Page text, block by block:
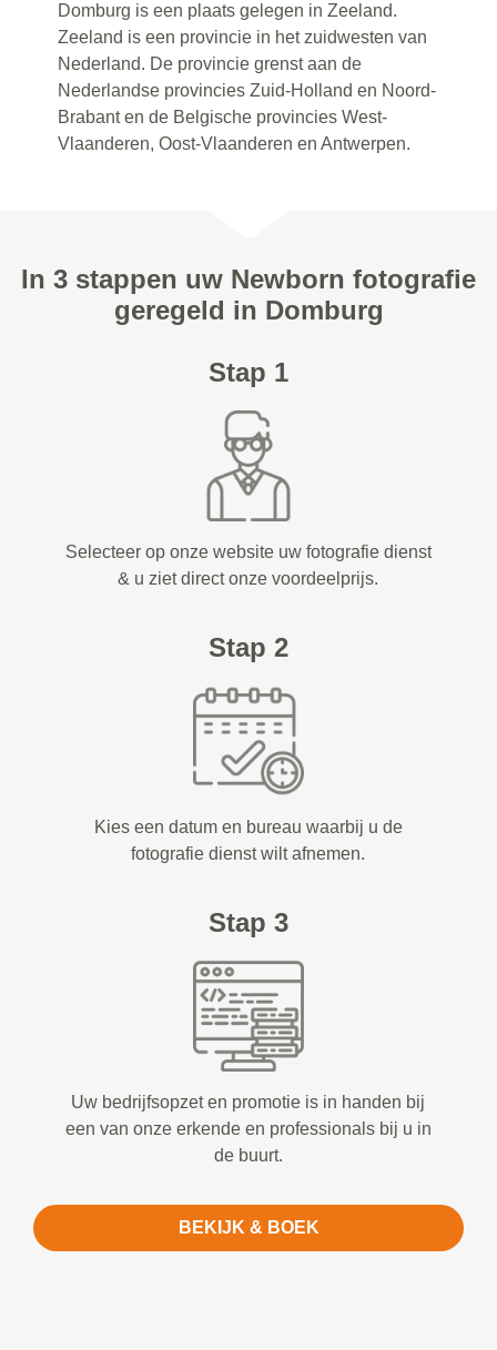
Domburg is een plaats gelegen in Zeeland.
Zeeland is een provincie in het zuidwesten van
Nederland. De provincie grenst aan de
Nederlandse provincies Zuid-Holland en Noord-
Brabant en de Belgische provincies West-
Vlaanderen, Oost-Vlaanderen en Antwerpen.
In 3 stappen uw Newborn fotografie
geregeld in Domburg
Stap 1
Selecteer op onze website uw fotografie dienst
& u ziet direct onze voordeelprijs.
Stap 2
Kies een datum en bureau waarbij u de
fotografie dienst wilt afnemen.
Stap 3
Uw bedrijfsopzet en promotie is in handen bij
een van onze erkende en professionals bij u in
de buurt.
BEKIJK & BOEK